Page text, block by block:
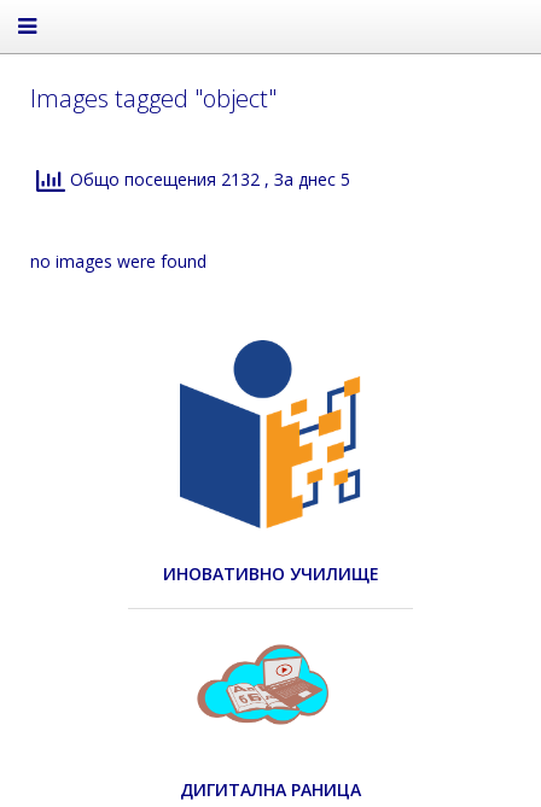
Images tagged "object"
Общо посещения 2132 , За днес 5
no images were found
ИНОВАТИВНО УЧИЛИЩЕ
ДИГИТАЛНА РАНИЦА